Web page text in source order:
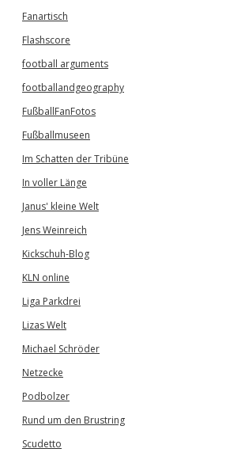
Fanartisch
Flashscore
football arguments
footballandgeography
FußballFanFotos
Fußballmuseen
Im Schatten der Tribüne
In voller Länge
Janus' kleine Welt
Jens Weinreich
Kickschuh-Blog
KLN online
Liga Parkdrei
Lizas Welt
Michael Schröder
Netzecke
Podbolzer
Rund um den Brustring
Scudetto